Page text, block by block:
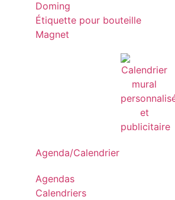
Doming
Étiquette pour bouteille
Magnet
Agenda/Calendrier
Agendas
Calendriers